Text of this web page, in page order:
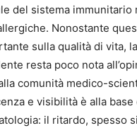
del sistema immunitario
Nonostante
sulla qualità di vita,
resta poco nota
comunità medico-
e visibilità è alla
il ritardo, spesso